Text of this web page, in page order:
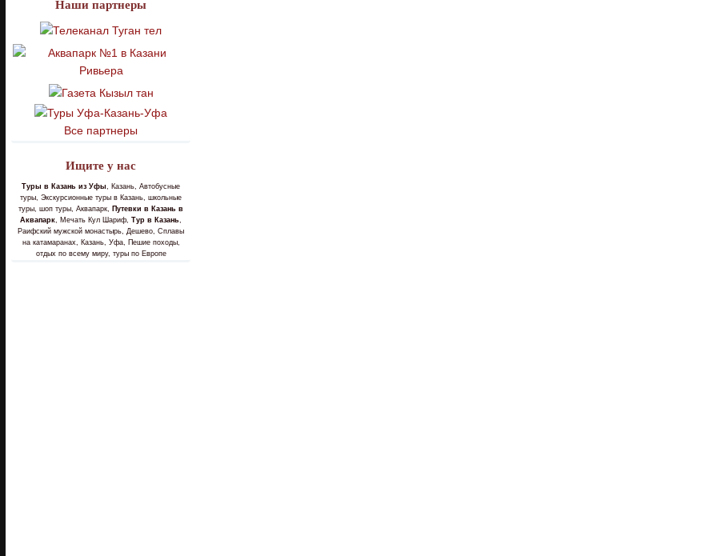
Наши партнеры
Все партнеры
Ищите у нас
Туры в Казань из Уфы, Казань, Автобусные
туры, Экскурсионные туры в Казань, школьные
туры, шоп туры, Аквапарк, Путевки в Казань в
Аквапарк, Мечать Кул Шариф, Тур в Казань,
Раифский мужской монастырь, Дешево, Сплавы
на катамаранах, Казань, Уфа, Пешие походы,
отдых по всему миру, туры по Европе